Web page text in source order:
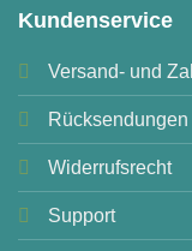
Kundenservice
Versand- und
Rücksendungen
Widerrufsrecht
Support